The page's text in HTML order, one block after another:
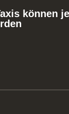
können